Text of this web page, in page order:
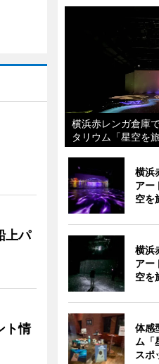
上パ
ト情
横浜赤レンガ倉庫
タリウム「星空を
横浜
アー
空を
横浜
アー
空を
体感
ム「
スポ